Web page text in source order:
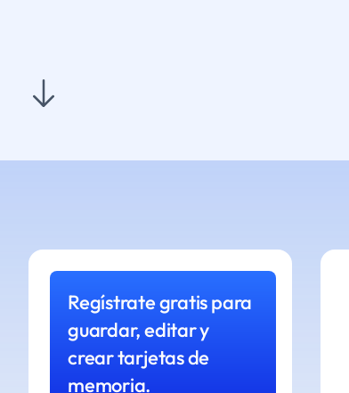
Regístrate gratis para
guardar, editar y
crear tarjetas de
memoria.